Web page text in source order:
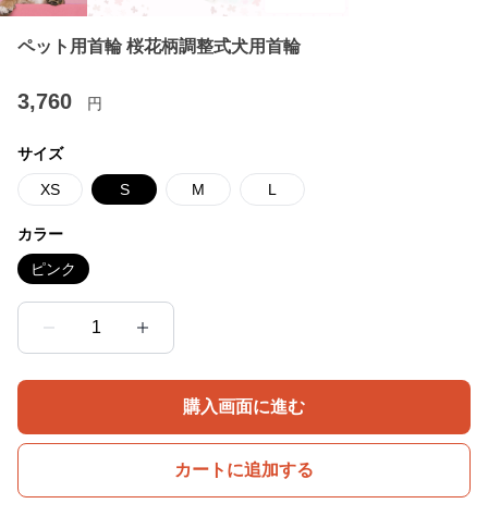
ペット用首輪 桜花柄調整式犬用首輪
3,760 円
サイズ
XS S M L
カラー
ピンク
1
購入画面に進む
カートに追加する